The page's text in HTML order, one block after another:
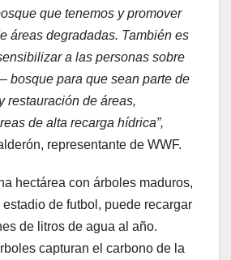
que tenemos y promover
áreas degradadas. También es
a las personas sobre
bosque para que sean parte de
restauración de áreas,
de alta recarga hídrica”,
representante de WWF.
hectárea con árboles maduros,
de futbol, puede recargar
de litros de agua al año.
capturan el carbono de la